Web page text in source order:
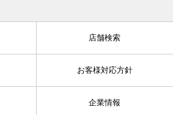
店舗検索
お客様対応方針
企業情報